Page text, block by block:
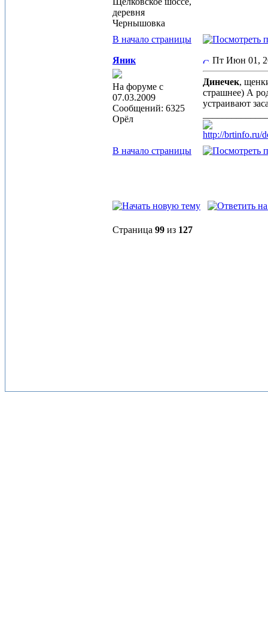
деревня
Чернышовка
В начало страницы
Яник
На форуме с
07.03.2009
Сообщений: 6325
Орёл
Пт Июн 01,
Динечек,
страшнее) А
устраивают
http://brtinfo.ru/
В начало страницы
Страница 99 из 127